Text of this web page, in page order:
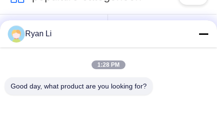
Dakbroodje die
Machine vormen
vormen
Down Pipe
vormen van rolluiken
Ryan Li
1:28 PM
Good day, what product are you looking for?